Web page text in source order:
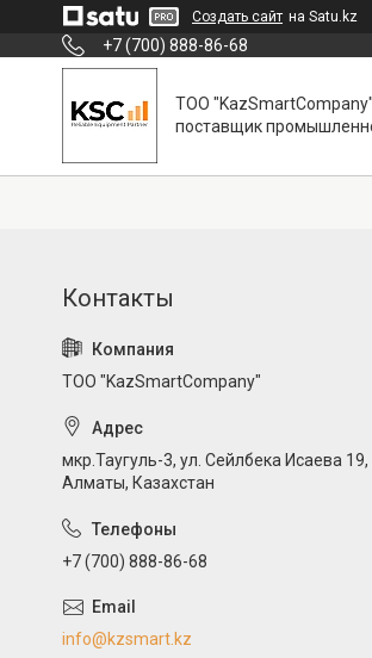
Создать сайт на Satu.kz
+7 (700) 888-86-68
ТОО
поставщик
ТОО "KazSmartCompany"
мкр.Таугуль-3, ул. Сейлбека Исаева 19,
Алматы, Казахстан
+7 (700) 888-86-68
info@kzsmart.kz